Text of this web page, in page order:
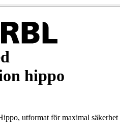
hippo
utformat för maximal säkerhet